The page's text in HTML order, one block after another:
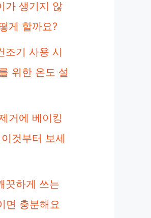
가 생기지 않
게 할까요?
조기 사용 시
위한 온도 설
거에 베이킹
것부터 보세
끗하게 쓰는
면 충분해요